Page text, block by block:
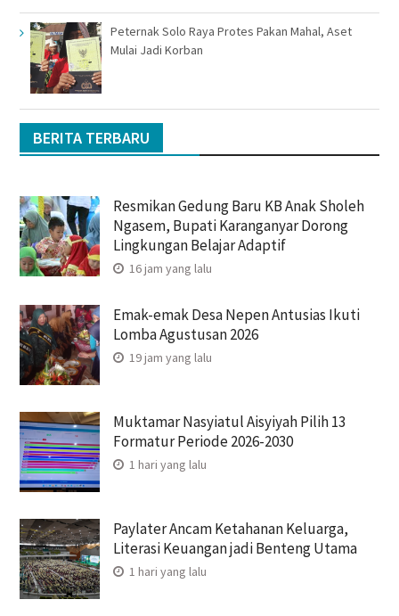
Peternak Solo Raya Protes Pakan Mahal, Aset
Mulai Jadi Korban
BERITA TERBARU
Resmikan Gedung Baru KB Anak Sholeh
Ngasem, Bupati Karanganyar Dorong
Lingkungan Belajar Adaptif
16 jam yang lalu
Emak-emak Desa Nepen Antusias Ikuti
Lomba Agustusan 2026
19 jam yang lalu
Muktamar Nasyiatul Aisyiyah Pilih 13
Formatur Periode 2026-2030
1 hari yang lalu
Paylater Ancam Ketahanan Keluarga,
Literasi Keuangan jadi Benteng Utama
1 hari yang lalu